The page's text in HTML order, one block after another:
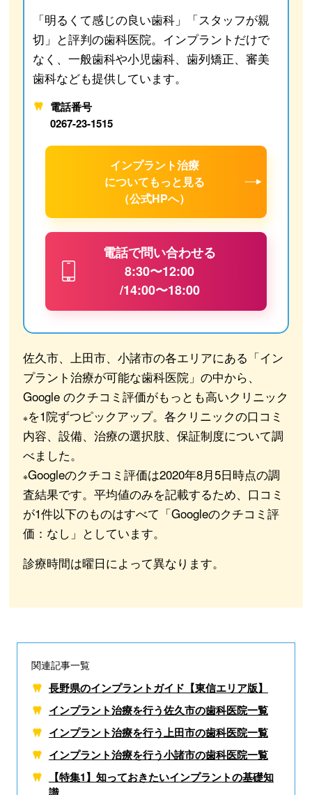
「明るくて感じの良い歯科」「スタッフが親
切」と評判の歯科医院。インプラントだけで
なく、一般歯科や小児歯科、歯列矯正、審美
歯科なども提供しています。
電話番号
0267-23-1515
インプラント治療
についてもっと見る
（公式HPへ）
電話で問い合わせる
8:30〜12:00
/14:00〜18:00
佐久市、上田市、小諸市の各エリアにある「イン
プラント治療が可能な歯科医院」の中から、
Google のクチコミ評価がもっとも高いクリニック
※を1院ずつピックアップ。各クリニックの口コミ
内容、設備、治療の選択肢、保証制度について調
べました。
※Googleのクチコミ評価は2020年8月5日時点の調
査結果です。平均値のみを記載するため、口コミ
が1件以下のものはすべて「Googleのクチコミ評
価：なし」としています。
診療時間は曜日によって異なります。
関連記事一覧
長野県のインプラントガイド【東信エリア版】
インプラント治療を行う佐久市の歯科医院一覧
インプラント治療を行う上田市の歯科医院一覧
インプラント治療を行う小諸市の歯科医院一覧
【特集1】知っておきたいインプラントの基礎知